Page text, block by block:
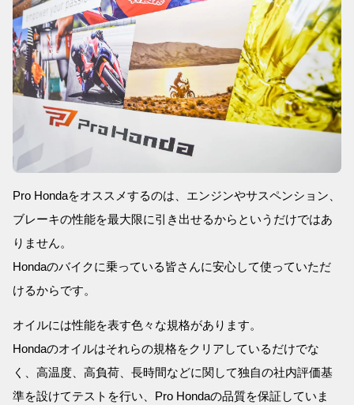
Pro Hondaをオススメするのは、エンジンやサスペンション、
ブレーキの性能を最大限に引き出せるからというだけではあ
りません。
Hondaのバイクに乗っている皆さんに安心して使っていただ
けるからです。
オイルには性能を表す色々な規格があります。
Hondaのオイルはそれらの規格をクリアしているだけでな
く、高温度、高負荷、長時間などに関して独自の社内評価基
準を設けてテストを行い、Pro Hondaの品質を保証していま